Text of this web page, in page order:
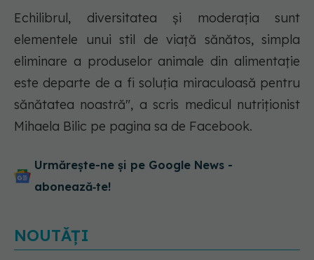
Echilibrul, diversitatea și moderația sunt
elementele unui stil de viață sănătos, simpla
eliminare a produselor animale din alimentație
este departe de a fi soluția miraculoasă pentru
sănătatea noastră", a scris medicul nutriționist
Mihaela Bilic pe pagina sa de Facebook.
Urmărește-ne și pe Google News -
abonează‑te!
NOUTĂȚI